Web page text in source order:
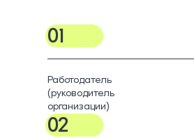
01
Работодатель
(руководитель
организации)
02